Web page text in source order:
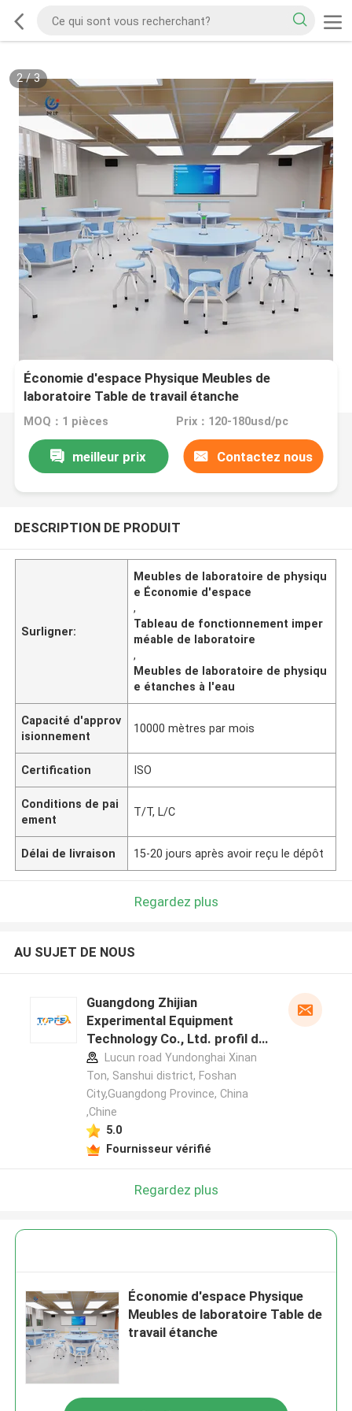
2/3
Économie d'espace Physique Meubles de
laboratoire Table de travail étanche
MOQ：1 pièces Prix：120-180usd/pc
meilleur prix Contactez nous
DESCRIPTION DE PRODUIT
Surligner:
Meubles de laboratoire de physiqu
e Économie d'espace
,
Tableau de fonctionnement imper
méable de laboratoire
,
Meubles de laboratoire de physiqu
e étanches à l'eau
Capacité d'approv
isionnement
10000 mètres par mois
Certification ISO
Conditions de pai
ement
T/T, L/C
Délai de livraison 15-20 jours après avoir reçu le dépôt
Regardez plus
AU SUJET DE NOUS
Guangdong Zhijian
Experimental Equipment
Technology Co., Ltd. profil du
fabricant
Lucun road Yundonghai Xinan
Ton, Sanshui district, Foshan
City,Guangdong Province, China
,Chine
5.0
Fournisseur vérifié
Regardez plus
Économie d'espace Physique
Meubles de laboratoire Table de
travail étanche